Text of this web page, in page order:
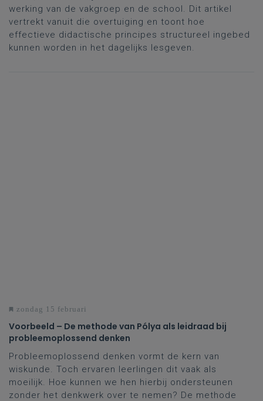
werking van de vakgroep en de school. Dit artikel
vertrekt vanuit die overtuiging en toont hoe
effectieve didactische principes structureel ingebed
kunnen worden in het dagelijks lesgeven.
zondag 15 februari
Voorbeeld – De methode van Pólya als leidraad bij
probleemoplossend denken
Probleemoplossend denken vormt de kern van
wiskunde. Toch ervaren leerlingen dit vaak als
moeilijk. Hoe kunnen we hen hierbij ondersteunen
zonder het denkwerk over te nemen? De methode